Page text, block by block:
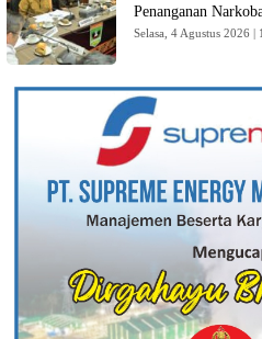
Penanganan
Selasa, 4 Agustus 2026 |